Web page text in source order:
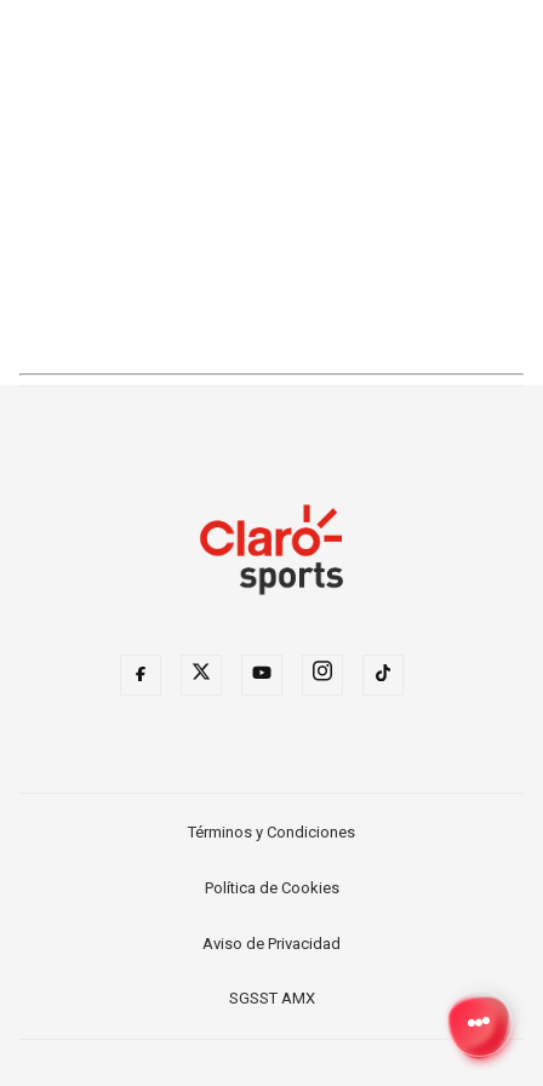
Términos y Condiciones
Política de Cookies
Aviso de Privacidad
SGSST AMX